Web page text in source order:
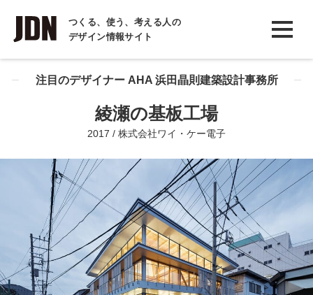
つくる、使う、考える人の
デザイン情報サイト
INTERVIEW
インタビュー
REPORT
COLUMN
注目のデザイナー AHA 浜田晶則建築設計事務所
綾瀬の基板工場
2017 / 株式会社ワイ・ケー電子